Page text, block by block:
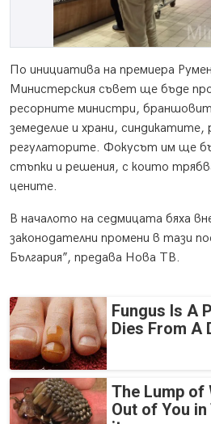
По инициатива на премиера
Министерския съвет ще бъде
ресорните министри,
земеделие и храни,
регулаторите. Фокусът им ще
стъпки и решения, с които
цените.
В началото на седмицата бяха
законодателни промени в тази
България”, предава Нова ТВ.
Fungus Is A
Dies From A
The Lump of
Out of You